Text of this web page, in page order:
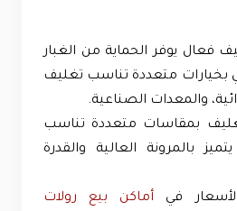
فعال يوفر الحماية من الغبار
بخيارات متعددة تناسب تغليف
والمعدات الصناعية.
بمقاسات متعددة تناسب
بالمرونة العالية والقدرة
في أماكن بيع رولات